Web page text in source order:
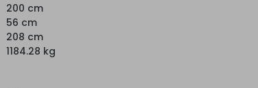
200 cm
56 cm
208 cm
1184.28 kg